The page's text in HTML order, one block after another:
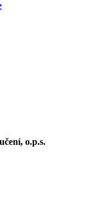
o.p.s.